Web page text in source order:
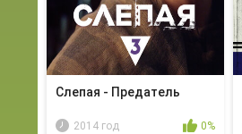
Слепая - Предатель
2014 год 0%